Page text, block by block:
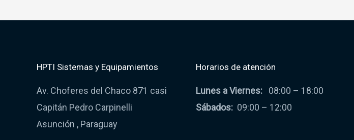
HPTI Sistemas y Equipamientos
Av. Choferes del Chaco 871 casi
Capitán Pedro Carpinelli
Asunción , Paraguay
Horarios de atención
Lunes a Viernes:08:00 – 18:00
Sábados:09:00 – 12:00